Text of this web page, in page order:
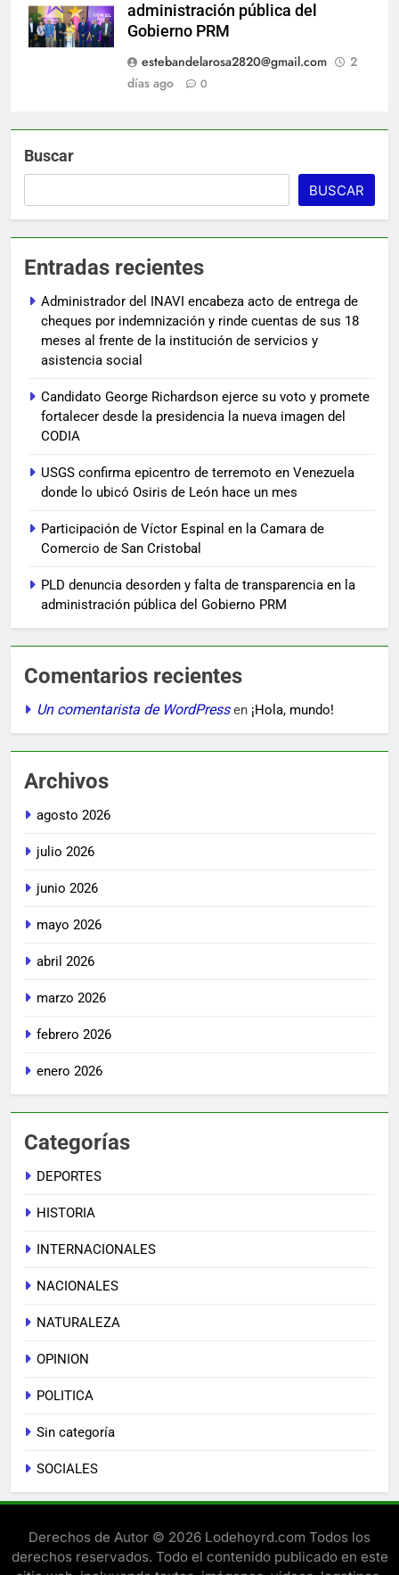
administración pública del
Gobierno PRM
estebandelarosa2820@gmail.com
2
días ago
0
Buscar
BUSCAR
Entradas recientes
Administrador del INAVI encabeza acto de entrega de
cheques por indemnización y rinde cuentas de sus 18
meses al frente de la institución de servicios y
asistencia social
Candidato George Richardson ejerce su voto y promete
fortalecer desde la presidencia la nueva imagen del
CODIA
USGS confirma epicentro de terremoto en Venezuela
donde lo ubicó Osiris de León hace un mes
Participación de Víctor Espinal en la Camara de
Comercio de San Cristobal
PLD denuncia desorden y falta de transparencia en la
administración pública del Gobierno PRM
Comentarios recientes
Un comentarista de WordPressen ¡Hola, mundo!
Archivos
agosto 2026
julio 2026
junio 2026
mayo 2026
abril 2026
marzo 2026
febrero 2026
enero 2026
Categorías
DEPORTES
HISTORIA
INTERNACIONALES
NACIONALES
NATURALEZA
OPINION
POLITICA
Sin categoría
SOCIALES
Derechos de Autor © 2026 Lodehoyrd.com Todos los
derechos reservados. Todo el contenido publicado en este